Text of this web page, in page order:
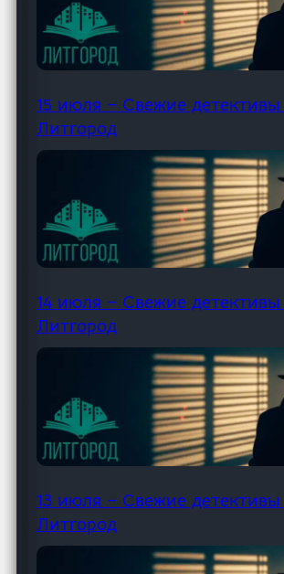
15 июля – Свежие детективы
Литгород
14 июля – Свежие детективы
Литгород
13 июля – Свежие детективы
Литгород